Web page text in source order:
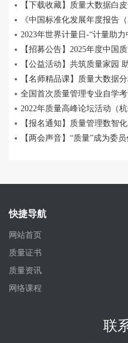
2023年世界计量日-“计量助
【招募公告】2025年度中国
【名师精品课】质量大数据
全国首次质量管理专业自学
2022年质量高峰论坛活动（
【两会声音】“质量”成为委
快捷导航
网站首页
质量证书
质量资讯
网络课程
联